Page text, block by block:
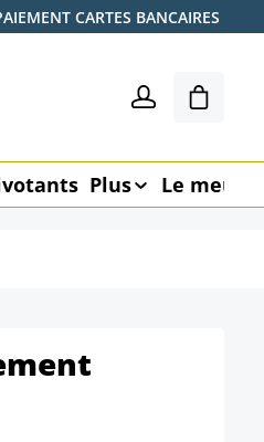
CARTES BANCAIRES
Le
Plus Le